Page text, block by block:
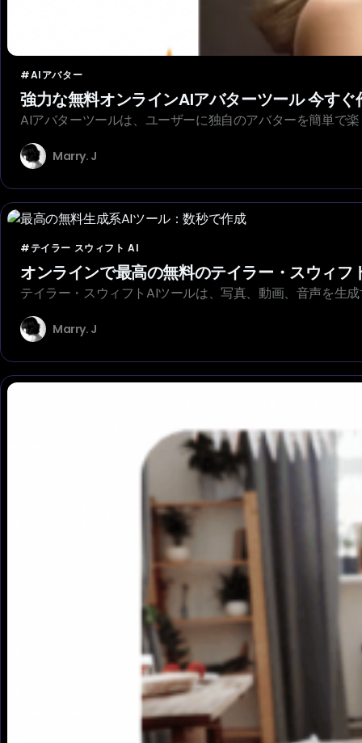
#AIアバター
強力な無料オンラインAIアバターツール 今すぐ
AIアバターツールは、ユーザーに独自のアバターを簡単で
Marry. J
#テイラー スウィフト AI
オンラインで最高の無料のテイラー・スウィ
テイラー・スウィフトAIツールは、写真、動画、音声を生
Marry. J